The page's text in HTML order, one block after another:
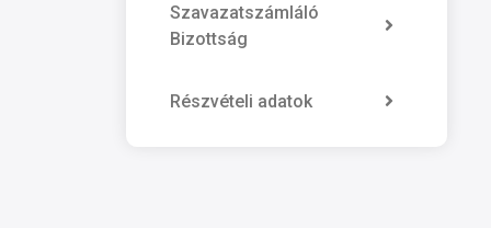
Szavazatszámláló
Bizottság
Részvételi adatok